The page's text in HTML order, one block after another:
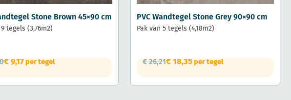
Stone Brown 45×90 cm
tegels (3,76m2)
€ 9,17per tegel
PVC Wandtegel Stone Grey 90×90 cm
Pak van 5 tegels (4,18m2)
€26,21€ 18,35per tegel